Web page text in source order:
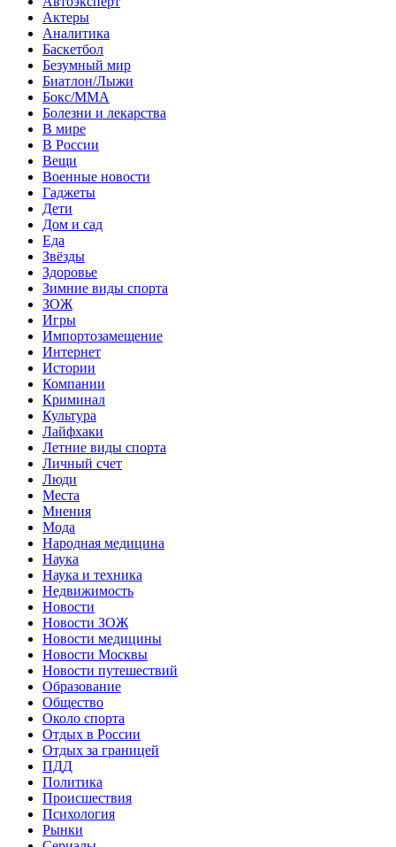
Актеры
Аналитика
Баскетбол
Безумный мир
Биатлон/Лыжи
Бокс/MMA
Болезни и лекарства
В мире
В России
Вещи
Военные новости
Гаджеты
Дети
Дом и сад
Еда
Звёзды
Здоровье
Зимние виды спорта
ЗОЖ
Игры
Импортозамещение
Интернет
Истории
Компании
Криминал
Культура
Лайфхаки
Летние виды спорта
Личный счет
Люди
Места
Мнения
Мода
Народная медицина
Наука
Наука и техника
Недвижимость
Новости
Новости ЗОЖ
Новости медицины
Новости Москвы
Новости путешествий
Образование
Общество
Около спорта
Отдых в России
Отдых за границей
ПДД
Политика
Происшествия
Психология
Рынки